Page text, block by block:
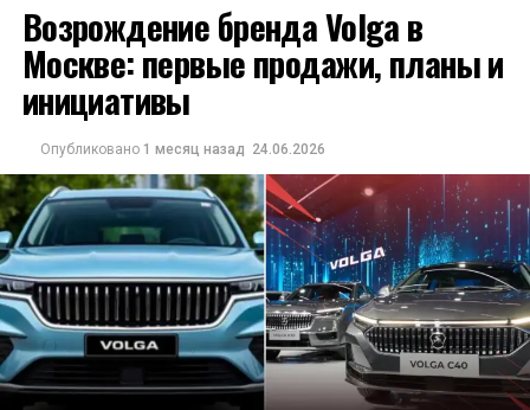
Возрождение бренда Volga в
Москве: первые продажи, планы и
инициативы
Опубликовано 1 месяц назад 24.06.2026